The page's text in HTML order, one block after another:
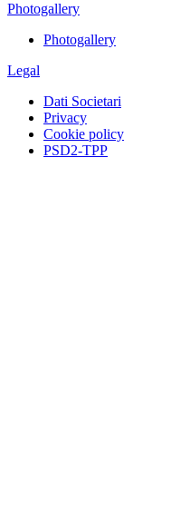
Photogallery
Photogallery
Legal
Dati Societari
Privacy
Cookie policy
PSD2-TPP